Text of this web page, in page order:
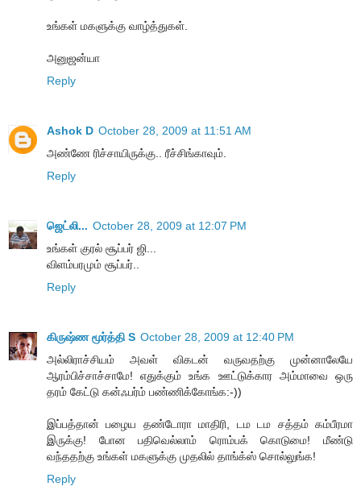
உங்கள் மகளுக்கு வாழ்த்துகள்.
அனுஜன்யா
Reply
Ashok D October 28, 2009 at 11:51 AM
அண்ணே ரிச்சாயிருக்கு.. ரீச்சிங்காவும்.
Reply
ஜெட்லி... October 28, 2009 at 12:07 PM
உங்கள் குரல் சூப்பர் ஜி...
விளம்பரமும் சூப்பர்..
Reply
கிருஷ்ண மூர்த்தி S October 28, 2009 at 12:40 PM
அல்லிராச்சியம் அவள் விகடன் வருவதற்கு முன்னாலேயே
ஆரம்பிச்சாச்சாமே! எதுக்கும் உங்க ஊட்டுக்கார அம்மாவை ஒரு
தரம் கேட்டு கன்ஃபர்ம் பண்ணிக்கோங்க:-))
இப்பத்தான் பழைய தண்டோரா மாதிரி, டம டம சத்தம் கம்பீரமா
இருக்கு! போன பதிவெல்லாம் ரொம்பக் கொடுமை! மீண்டு
வந்ததற்கு உங்கள் மகளுக்கு முதலில் தாங்க்ஸ் சொல்லுங்க!
Reply